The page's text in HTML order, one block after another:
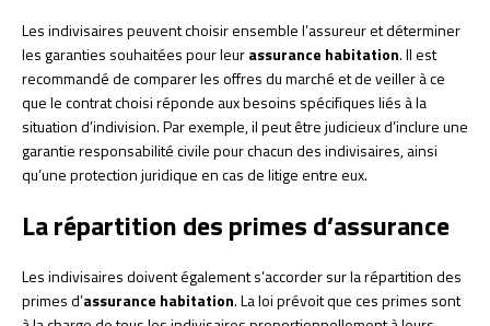
Les indivisaires peuvent choisir ensemble l’assureur et déterminer
les garanties souhaitées pour leurassurance habitation. Il est
recommandé de comparer les offres du marché et de veiller à ce
que le contrat choisi réponde aux besoins spécifiques liés à la
situation d’indivision. Par exemple, il peut être judicieux d’inclure une
garantie responsabilité civile pour chacun des indivisaires, ainsi
qu’une protection juridique en cas de litige entre eux.
La répartition des primes d’assurance
Les indivisaires doivent également s’accorder sur la répartition des
primes d’assurance habitation. La loi prévoit que ces primes sont